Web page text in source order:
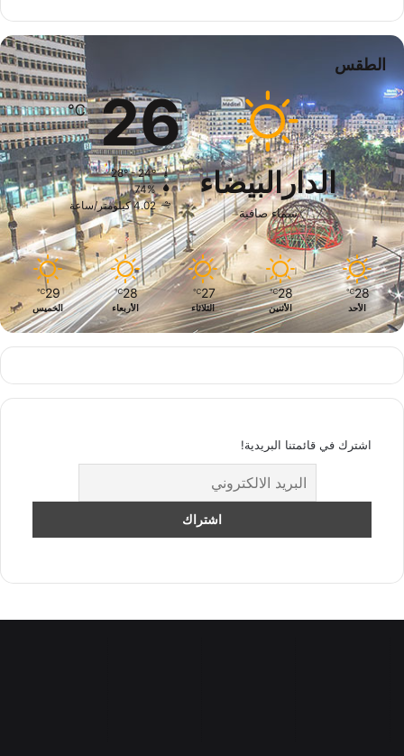
الطقس
الدارالبيضاء
سماء صافية
26
℃
28º - 24º
74%
4.02 كيلومتر/ساعة
28
℃
الأحد
28
℃
الأثنين
27
℃
الثلاثاء
28
℃
الأربعاء
29
℃
الخميس
اشترك في قائمتنا البريدية!